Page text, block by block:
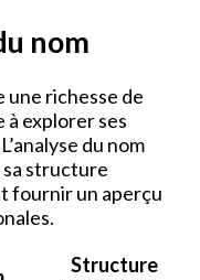
nom
une richesse de
explorer ses
du nom
structure
fournir un aperçu
Structure